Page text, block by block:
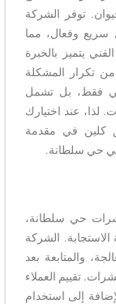
توفر الشركة
وفعال، مما
يتميز بالخبرة
من تكرار المشكلة
فقط، بل تشمل
لذا، عند اختيارك
كلين في مقدمة
حي سلطانة.
حي سلطانة،
الشركة
والمتابعة بعد
تقييم العملاء
إلى استخدام